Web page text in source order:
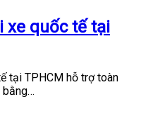
xe quốc tế tại
tại TPHCM hỗ trợ toàn
bằng…